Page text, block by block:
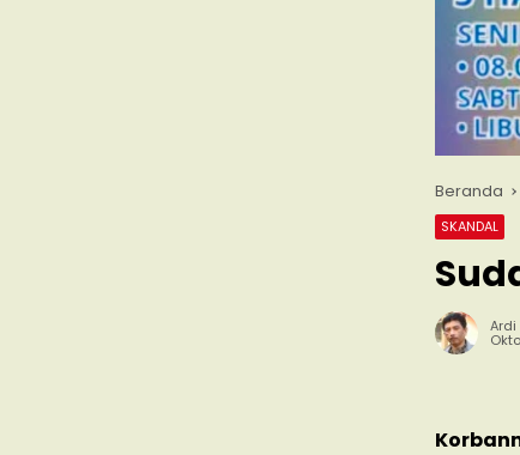
Beranda
SKANDAL
Ardi